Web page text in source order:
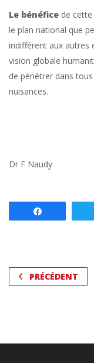
Le bénéfice de
le plan national que
indifférent aux autres
vision globale
de pénétrer dans
nuisances.
Dr F Naudy
PRÉCÉDENT